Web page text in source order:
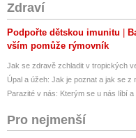
Zdraví
Podpořte dětskou imunitu
vším pomůže rýmovník
Jak se zdravě zchladit v tropických
Úpal a úžeh: Jak je poznat a jak se z
Parazité v nás: Kterým se u nás líbí
Pro nejmenší